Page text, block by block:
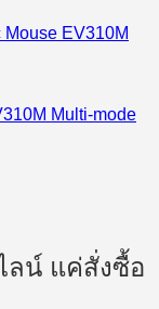
Multi-mode
ลน์ แค่สั่งซื้อ